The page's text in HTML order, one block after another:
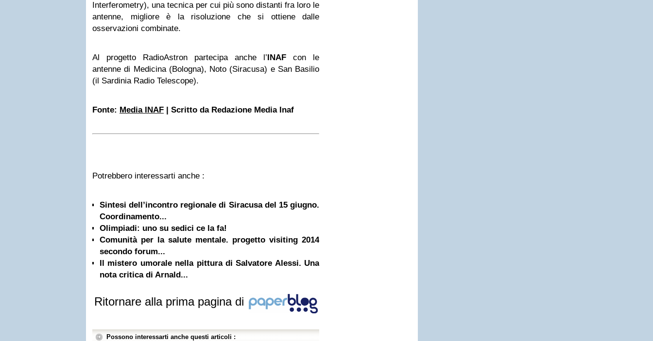
Interferometry), una tecnica per cui più sono distanti fra loro le
antenne, migliore è la risoluzione che si ottiene dalle
osservazioni combinate.
Al progetto RadioAstron partecipa anche l’INAF con le
antenne di Medicina (Bologna), Noto (Siracusa) e San Basilio
(il Sardinia Radio Telescope).
Fonte: Media INAF | Scritto da Redazione Media Inaf
Potrebbero interessarti anche :
Sintesi dell’incontro regionale di Siracusa del 15 giugno.
Coordinamento...
Olimpiadi: uno su sedici ce la fa!
Comunità per la salute mentale. progetto visiting 2014
secondo forum...
Il mistero umorale nella pittura di Salvatore Alessi. Una
nota critica di Arnald...
Ritornare alla prima pagina di
Possono interessarti anche questi articoli :